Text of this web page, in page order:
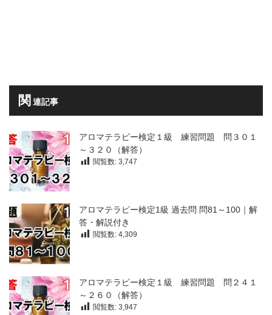
関 連記事
アロマテラピー検定１級 練習問題 問３０１
～３２０（解答）
閲覧数: 3,747
アロマテラピー検定1級 過去問 問81～100｜解
答・解説付き
閲覧数: 4,309
アロマテラピー検定１級 練習問題 問２４１
～２６０（解答）
閲覧数: 3,947